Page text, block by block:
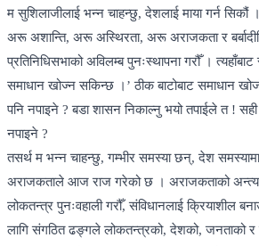
म सुशिलाजीलाई भन्न चाहन्छु, देशलाई माया गर्न
अरू अशान्ति, अरू अस्थिरता, अरू अराजकता र
प्रतिनिधिसभाको अविलम्ब पुनःस्थापना गरौँ ।
समाधान खोज्न सकिन्छ ।’ ठीक बाटोबाट समाधान
पनि नपाइने ? बडा शासन निकाल्नु भयो तपाईले त !
नपाइने ?
तसर्थ म भन्न चाहन्छु, गम्भीर समस्या छन्, देश
अराजकताले आज राज गरेको छ । अराजकताको अन्त्य
लोकतन्त्र पुनःवहाली गरौँ, संविधानलाई क्रियाशील
लागि संगठित ढङ्गले लोकतन्त्रको, देशको, जनताको र